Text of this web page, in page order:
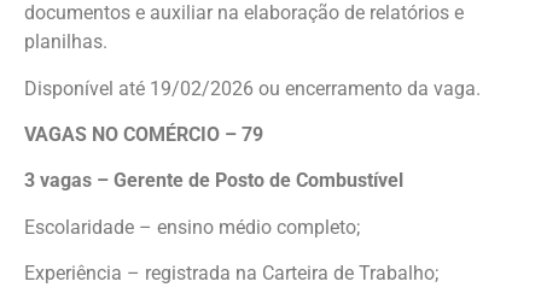
documentos e auxiliar na elaboração de relatórios e
planilhas.
Disponível até 19/02/2026 ou encerramento da vaga.
VAGAS NO COMÉRCIO – 79
3 vagas – Gerente de Posto de Combustível
Escolaridade – ensino médio completo;
Experiência – registrada na Carteira de Trabalho;